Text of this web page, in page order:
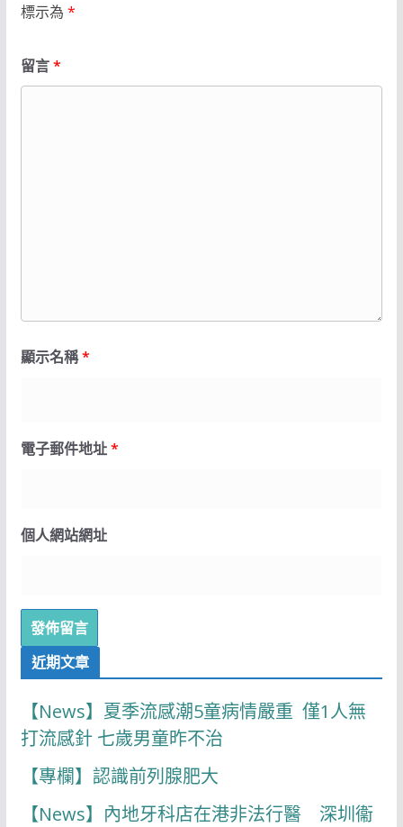
標示為 *
留言*
顯示名稱*
電子郵件地址*
個人網站網址
近期文章
【News】夏季流感潮5童病情嚴重 僅1人無
打流感針 七歲男童昨不治
【專欄】認識前列腺肥大
【News】內地牙科店在港非法行醫 深圳衞